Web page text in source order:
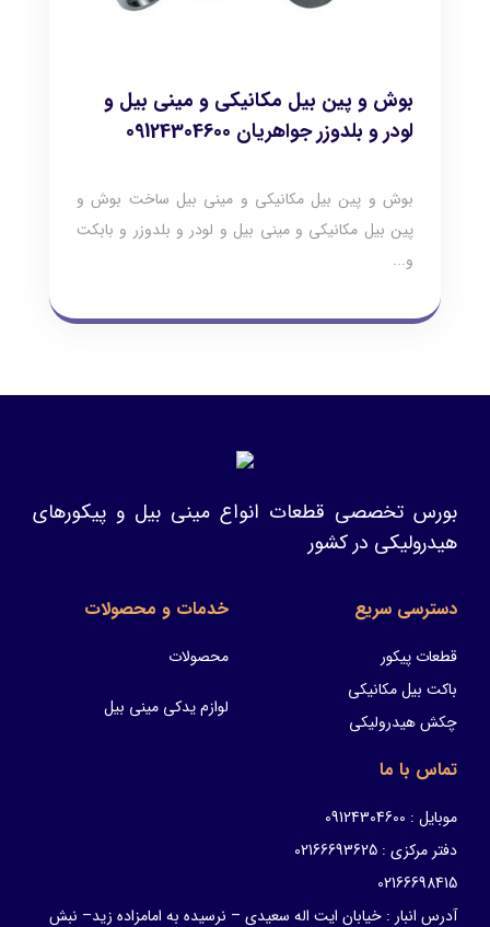
بوش و پین بیل مکانیکی و مینی بیل و
لودر و بلدوزر جواهریان 09124304600
بوش و پین بیل مکانیکی و مینی بیل ساخت بوش و
پین بیل مکانیکی و مینی بیل و لودر و بلدوزر و بابکت
و...
بورس تخصصی قطعات انواع مینی بیل و پیکورهای
هیدرولیکی در کشور
دسترسی سریع
قطعات پیکور
باکت بیل مکانیکی
چکش هیدرولیکی
خدمات و محصولات
محصولات
لوازم یدکی مینی بیل
تماس با ما
موبایل : 09124304600
دفتر مرکزی : 02166693625
02166698415
آدرس انبار : خیابان ایت اله سعیدی – نرسیده به امامزاده زید– نبش